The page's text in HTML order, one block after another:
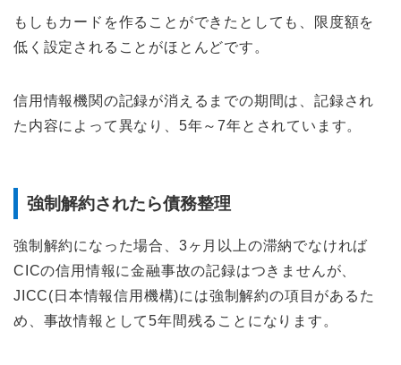
もしもカードを作ることができたとしても、限度額を
低く設定されることがほとんどです。
信用情報機関の記録が消えるまでの期間は、記録され
た内容によって異なり、5年～7年とされています。
強制解約されたら債務整理
強制解約になった場合、3ヶ月以上の滞納でなければ
CICの信用情報に金融事故の記録はつきませんが、
JICC(日本情報信用機構)には強制解約の項目があるた
め、事故情報として5年間残ることになります。